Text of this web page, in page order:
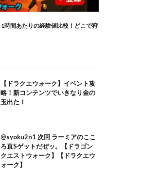
【ドラクエウォーク】イベント攻
略！新コンテンツでいきなり金の
玉出た！
@syoku2n1 次回 ラーミアのここ
ろ直Sゲットだぜッ。【ドラゴン
クエストウォーク】【ドラクエウ
ォーク】